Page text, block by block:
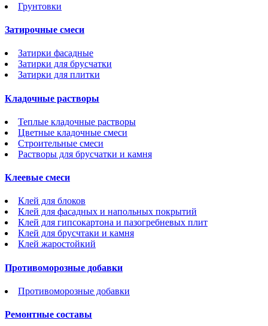
Грунтовки
Затирочные смеси
Затирки фасадные
Затирки для брусчатки
Затирки для плитки
Кладочные растворы
Теплые кладочные растворы
Цветные кладочные смеси
Строительные смеси
Растворы для брусчатки и камня
Клеевые смеси
Клей для блоков
Клей для фасадных и напольных покрытий
Клей для гипсокартона и пазогребневых плит
Клей для брусчтаки и камня
Клей жаростойкий
Противоморозные добавки
Противоморозные добавки
Ремонтные составы